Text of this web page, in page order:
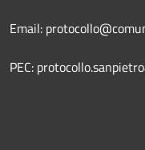
Email:
PEC: